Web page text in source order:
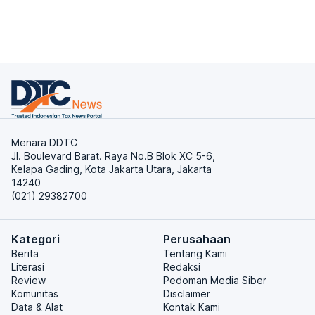
Menara DDTC
Jl. Boulevard Barat. Raya No.B Blok XC 5-6,
Kelapa Gading, Kota Jakarta Utara, Jakarta
14240
(021) 29382700
Kategori
Berita
Literasi
Review
Komunitas
Data & Alat
Perusahaan
Tentang Kami
Redaksi
Pedoman Media Siber
Disclaimer
Kontak Kami